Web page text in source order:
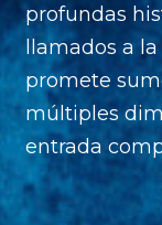
profundas
llamados a
promete
múltiples
entrada